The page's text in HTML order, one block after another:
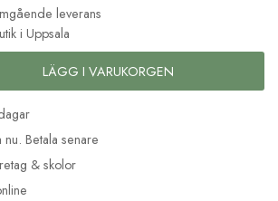
leverans
i Uppsala
LÄGG I VARUKORGEN
Betala senare
& skolor